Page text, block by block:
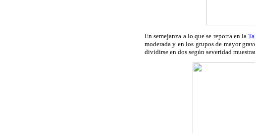
En semejanza a lo que se reporta en la
moderada y en los grupos de mayor
dividirse en dos según severidad